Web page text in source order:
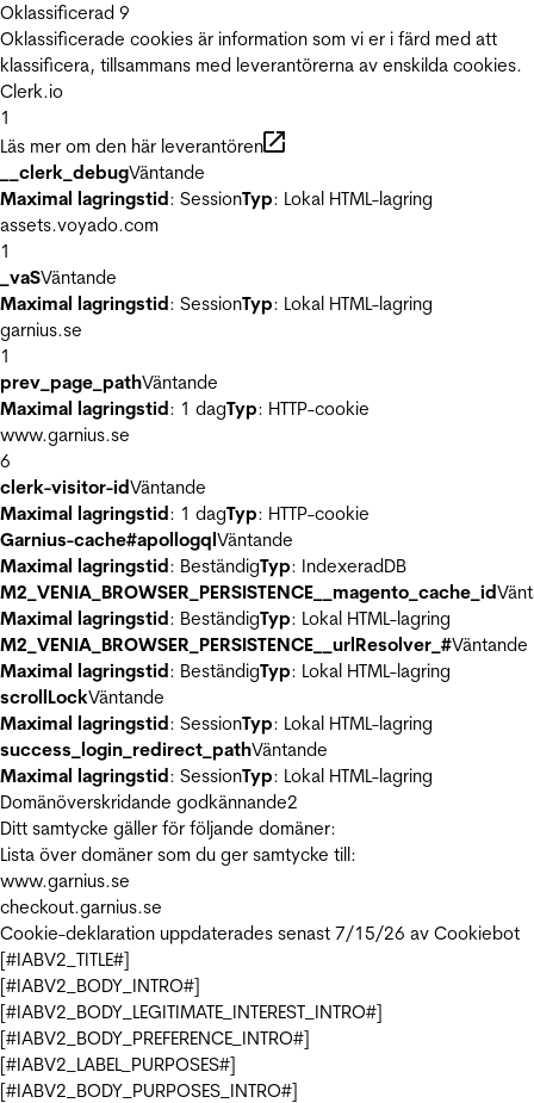
Oklassificerad 9
Oklassificerade cookies är information som vi er i färd med att
klassificera, tillsammans med leverantörerna av enskilda cookies.
Clerk.io
1
Läs mer om den här leverantören
__clerk_debugVäntande
Maximal lagringstid: SessionTyp: Lokal HTML-lagring
assets.voyado.com
1
_vaSVäntande
Maximal lagringstid: SessionTyp: Lokal HTML-lagring
garnius.se
1
prev_page_pathVäntande
Maximal lagringstid: 1 dagTyp: HTTP-cookie
www.garnius.se
6
clerk-visitor-idVäntande
Maximal lagringstid: 1 dagTyp: HTTP-cookie
Garnius-cache#apollogqlVäntande
Maximal lagringstid: BeständigTyp: IndexeradDB
M2_VENIA_BROWSER_PERSISTENCE__magento_cache_id
Maximal lagringstid: BeständigTyp: Lokal HTML-lagring
M2_VENIA_BROWSER_PERSISTENCE__urlResolver_#Väntande
Maximal lagringstid: BeständigTyp: Lokal HTML-lagring
scrollLockVäntande
Maximal lagringstid: SessionTyp: Lokal HTML-lagring
success_login_redirect_pathVäntande
Maximal lagringstid: SessionTyp: Lokal HTML-lagring
Domänöverskridande godkännande2
Ditt samtycke gäller för följande domäner:
Lista över domäner som du ger samtycke till:
www.garnius.se
checkout.garnius.se
Cookie-deklaration uppdaterades senast 7/15/26 av Cookiebot
[#IABV2_TITLE#]
[#IABV2_BODY_INTRO#]
[#IABV2_BODY_LEGITIMATE_INTEREST_INTRO#]
[#IABV2_BODY_PREFERENCE_INTRO#]
[#IABV2_LABEL_PURPOSES#]
[#IABV2_BODY_PURPOSES_INTRO#]